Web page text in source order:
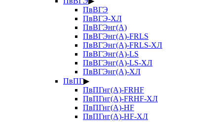
ПвВГЭ
ПвВГЭ-ХЛ
ПвВГЭнг(А)
ПвВГЭнг(А)-FRLS
ПвВГЭнг(А)-FRLS-ХЛ
ПвВГЭнг(А)-LS
ПвВГЭнг(А)-LS-ХЛ
ПвВГЭнг(А)-ХЛ
ПвПГ▶
ПвПГнг(А)-FRHF
ПвПГнг(А)-FRHF-ХЛ
ПвПГнг(А)-HF
ПвПГнг(А)-HF-ХЛ